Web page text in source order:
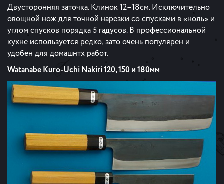
Двусторонняя заточка. Клинок 12–18см. Исключительно
овощной нож для точной нарезки со спусками в «ноль» и
углом спусков порядка 5 гадусов. В профессиональной
кухне используется редко, зато очень популярен и
удобен для домашнтх работ.
Watanabe Kuro-Uchi Nakiri 120, 150 и 180мм